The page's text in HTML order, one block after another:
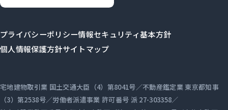
プライバシーポリシー情報セキュリティ基本方針
個人情報保護方針サイトマップ
宅地建物取引業 国土交通大臣（4）第8041号／不動産鑑定業 東京都知事
（3）第2538号／労働者派遣事業 許可番号 派 27-303358／